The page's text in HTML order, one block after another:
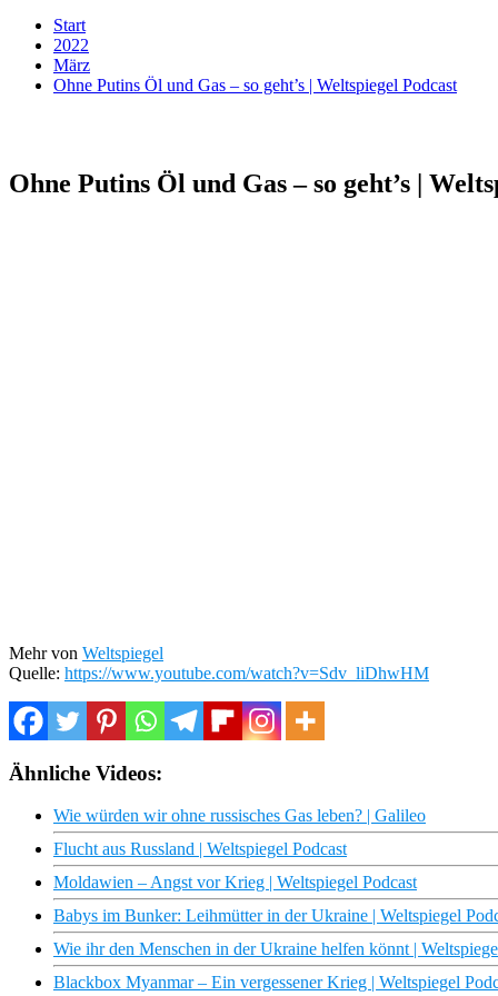
Start
2022
März
Ohne Putins Öl und Gas – so geht’s | Weltspiegel Podcast
Ohne Putins Öl und Gas – so geht’s |
Mehr von Weltspiegel
Quelle: https://www.youtube.com/watch?v=Sdv_liDhwHM
Ähnliche Videos:
Wie würden wir ohne russisches Gas leben? | Galileo
Flucht aus Russland | Weltspiegel Podcast
Moldawien – Angst vor Krieg | Weltspiegel Podcast
Babys im Bunker: Leihmütter in der Ukraine | Weltspiegel
Wie ihr den Menschen in der Ukraine helfen könnt |
Blackbox Myanmar – Ein vergessener Krieg | Weltspiegel